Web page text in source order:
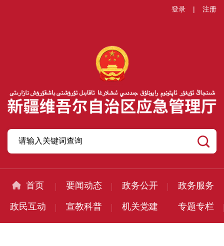
登录 | 注册
首页 要闻动态 政务公开 政务服务
政民互动 宣教科普 机关党建 专题专栏